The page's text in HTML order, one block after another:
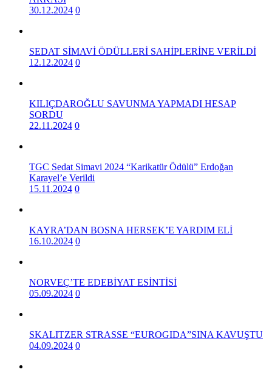
30.12.2024 0
SEDAT SİMAVİ ÖDÜLLERİ SAHİPLERİNE VERİLDİ
12.12.2024 0
KILIÇDAROĞLU SAVUNMA YAPMADI HESAP
SORDU
22.11.2024 0
TGC Sedat Simavi 2024 “Karikatür Ödülü” Erdoğan
Karayel’e Verildi
15.11.2024 0
KAYRA’DAN BOSNA HERSEK’E YARDIM ELİ
16.10.2024 0
NORVEÇ’TE EDEBİYAT ESİNTİSİ
05.09.2024 0
SKALITZER STRASSE “EUROGIDA”SINA KAVUŞTU
04.09.2024 0